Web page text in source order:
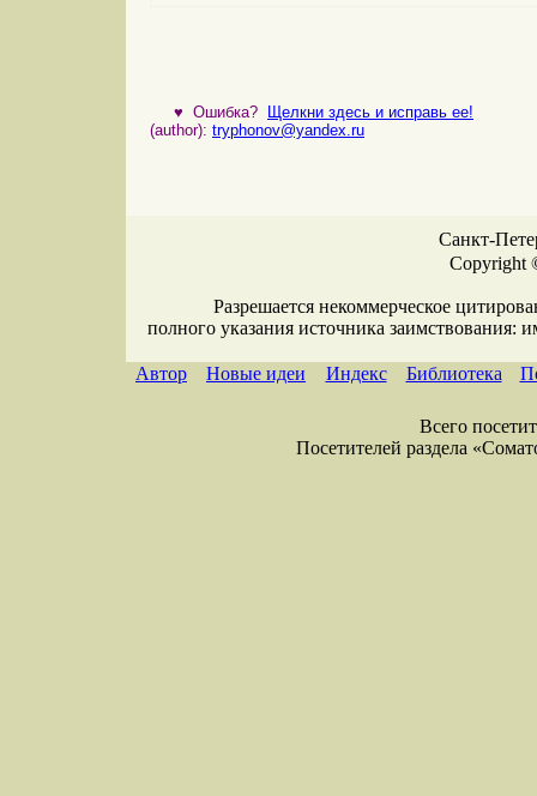
♥ Ошибка? Щелкни здесь и исправь ее!
(author): tryphonov@yandex.ru
Санкт-
Copyright
Разрешается некоммерческое
полного указания источника заимствования:
Автор Новые идеи Индекс Библиотека
Всего
Посетителей раздела